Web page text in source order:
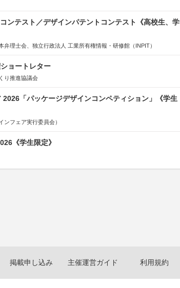
ンテスト／デザインパテントコンテスト《高校生、学
弁理士会、独立行政法人 工業所有権情報・研修館（INPIT）
ョートレター
り推進協議会
2026「パッケージデザインコンペティション」《学生
ンフェア実行委員会）
《学生限定》
掲載申し込み 主催運営ガイド 利用規約